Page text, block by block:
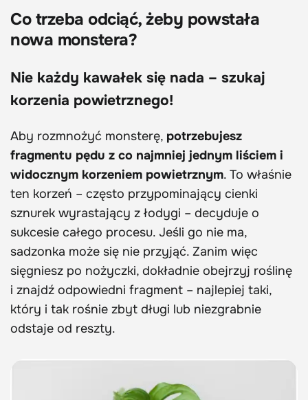
Co trzeba odciąć, żeby powstała
nowa monstera?
Nie każdy kawałek się nada – szukaj
korzenia powietrznego!
Aby rozmnożyć monsterę, potrzebujesz
fragmentu pędu z co najmniej jednym liściem i
widocznym korzeniem powietrznym. To właśnie
ten korzeń – często przypominający cienki
sznurek wyrastający z łodygi – decyduje o
sukcesie całego procesu. Jeśli go nie ma,
sadzonka może się nie przyjąć. Zanim więc
sięgniesz po nożyczki, dokładnie obejrzyj roślinę
i znajdź odpowiedni fragment – najlepiej taki,
który i tak rośnie zbyt długi lub niezgrabnie
odstaje od reszty.